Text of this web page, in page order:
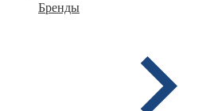
Бренды